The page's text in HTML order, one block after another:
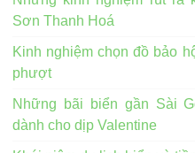
Sơn Thanh Hoá
Kinh nghiệm chọn đồ bảo
phượt
Những bãi biển gần Sài
dành cho dịp Valentine